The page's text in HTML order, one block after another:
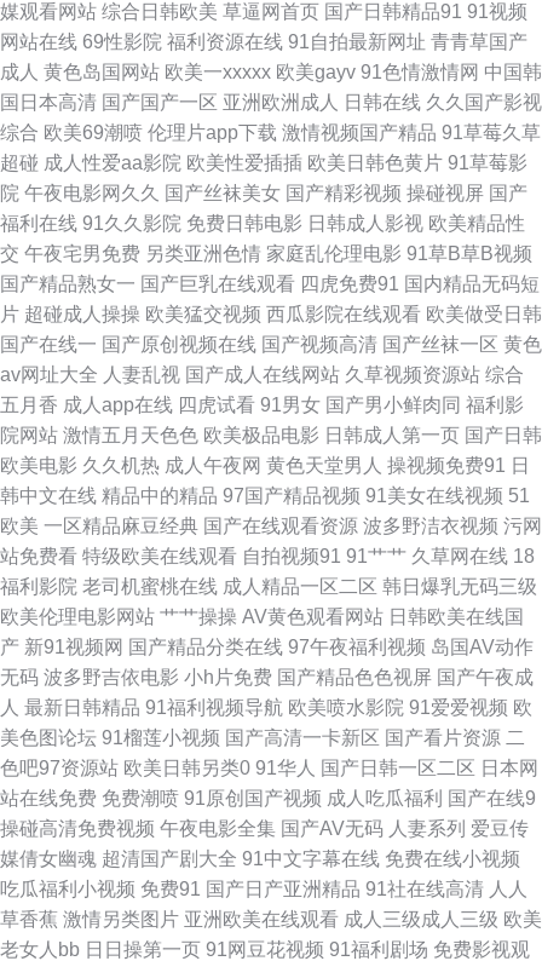
91人妻少妇喷水在线 91白虎福利视频 五月天亚州色图 日韩无码成人网址 青
草社区 久久成人网香蕉视频 福利小视频1024 操黑丝AV 91熟女热 91高清视
频网站 尤物视频官网 四虎影库www麻豆 日韩第一页 欧美色播久久 精品一页
视频 国产精品第页 超碰蜜臀91上传 97亚洲婷婷影院 91免费视频黑丝 在线
超碰在成人91 五月天婷婷基地 欧洲视频 久久免费jiu 国产av人人射 95青娱
国内视频 91午夜黄色影院 91高清在线免费观看视频 伊人性生789活在线 午
夜伦理片 日本色情 伦理片色网传媒 国产精品级品 av福利在线播放 91秀秀秀
视频 91精品丝袜久久 69剧场 先锋影音资源5月天 人人干人人妻av 欧美日韩
精品综合网 久久韩国视频 国产精品十八禁日韩 福利av图 成人TV午夜福利
91最新天堂 91看黄色 在线成人AV 色欧美影网站 日韩不卡中出 欧美日韩精
品综合网 九re精品视频 福利小视频在线观看 草莓视频apk污 av日韩福利精
品导航 91涩情 91麻豆传媒动漫 91福利社迅雷 51福利吧com 午夜剧场成人
电影 日韩黄色网址 人人操人人干福利看片 久久伊人青青 国产有码网在线 传
媒视频在线观看 超碰97护士 91自慰网站 91乱了伦国产乱子伦 91国产免费
视频 伊人色导航 探花剧情肏屄电影 欧美专区第六页 九伊人网 九一成人在线
观看网址 国产亚洲天堂一区在线 豆花黑料成人 丁香五月色色婷 92精品福利
媒观看网站 综合日韩欧美 草逼网首页 国产日韩精品91 91视频
网站在线 69性影院 福利资源在线 91自拍最新网址 青青草国产
成人 黄色岛国网站 欧美一xxxxx 欧美gayv 91色情激情网 中国韩
国日本高清 国产国产一区 亚洲欧洲成人 日韩在线 久久国产影视
综合 欧美69潮喷 伦理片app下载 激情视频国产精品 91草莓久草
超碰 成人性爱aa影院 欧美性爱插插 欧美日韩色黄片 91草莓影
院 午夜电影网久久 国产丝袜美女 国产精彩视频 操碰视屏 国产
福利在线 91久久影院 免费日韩电影 日韩成人影视 欧美精品性
交 午夜宅男免费 另类亚洲色情 家庭乱伦理电影 91草B草B视频
国产精品熟女一 国产巨乳在线观看 四虎免费91 国内精品无码短
片 超碰成人操操 欧美猛交视频 西瓜影院在线观看 欧美做受日韩
国产在线一 国产原创视频在线 国产视频高清 国产丝袜一区 黄色
av网址大全 人妻乱视 国产成人在线网站 久草视频资源站 综合
五月香 成人app在线 四虎试看 91男女 国产男小鲜肉同 福利影
院网站 激情五月天色色 欧美极品电影 日韩成人第一页 国产日韩
欧美电影 久久机热 成人午夜网 黄色天堂男人 操视频免费91 日
韩中文在线 精品中的精品 97国产精品视频 91美女在线视频 51
欧美 一区精品麻豆经典 国产在线观看资源 波多野洁衣视频 污网
站免费看 特级欧美在线观看 自拍视频91 91艹艹 久草网在线 18
福利影院 老司机蜜桃在线 成人精品一区二区 韩日爆乳无码三级
欧美伦理电影网站 艹艹操操 AV黄色观看网站 日韩欧美在线国
产 新91视频网 国产精品分类在线 97午夜福利视频 岛国AV动作
无码 波多野吉依电影 小h片免费 国产精品色色视屏 国产午夜成
人 最新日韩精品 91福利视频导航 欧美喷水影院 91爱爱视频 欧
美色图论坛 91榴莲小视频 国产高清一卡新区 国产看片资源 二
色吧97资源站 欧美日韩另类0 91华人 国产日韩一区二区 日本网
站在线免费 免费潮喷 91原创国产视频 成人吃瓜福利 国产在线9
操碰高清免费视频 午夜电影全集 国产AV无码 人妻系列 爱豆传
媒倩女幽魂 超清国产剧大全 91中文字幕在线 免费在线小视频
吃瓜福利小视频 免费91 国产日产亚洲精品 91社在线高清 人人
草香蕉 激情另类图片 亚洲欧美在线观看 成人三级成人三级 欧美
老女人bb 日日操第一页 91网豆花视频 91福利剧场 免费影视观